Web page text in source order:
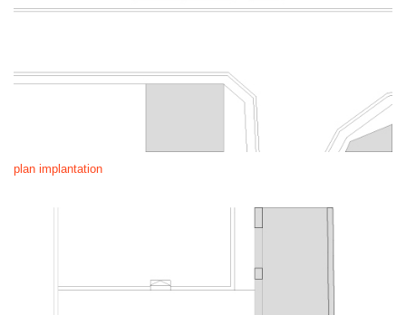
plan implantation